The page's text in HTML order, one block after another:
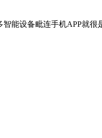
能设备毗连手机APP就很